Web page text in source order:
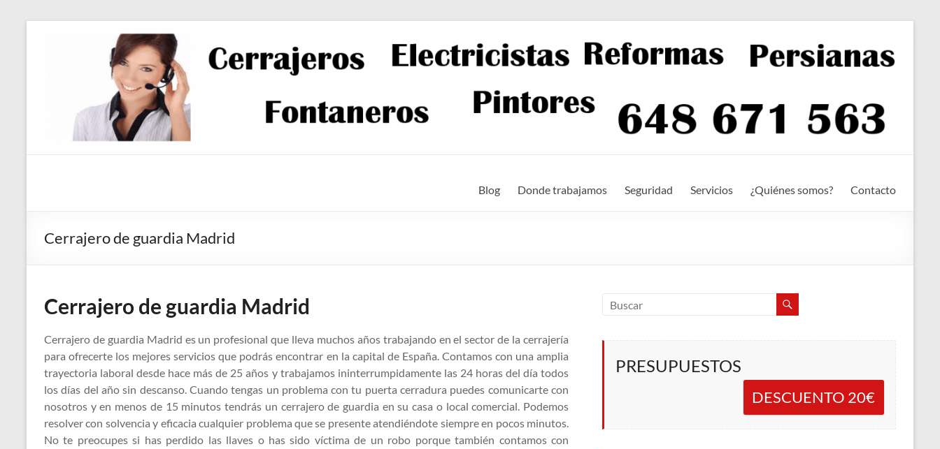
Blog Donde trabajamos Seguridad Servicios ¿Quiénes somos? Contacto
Cerrajero de guardia Madrid
Cerrajero de guardia Madrid
Cerrajero de guardia Madrid es un profesional que lleva muchos años trabajando en el sector de la cerrajería
para ofrecerte los mejores servicios que podrás encontrar en la capital de España. Contamos con una amplia
trayectoria laboral desde hace más de 25 años y trabajamos ininterrumpidamente las 24 horas del día todos
los días del año sin descanso. Cuando tengas un problema con tu puerta cerradura puedes comunicarte con
nosotros y en menos de 15 minutos tendrás un cerrajero de guardia en su casa o local comercial. Podemos
resolver con solvencia y eficacia cualquier problema que se presente atendiéndote siempre en pocos minutos.
No te preocupes si has perdido las llaves o has sido víctima de un robo porque también contamos con
PRESUPUESTOS
DESCUENTO 20€